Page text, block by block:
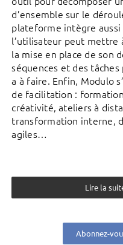
d’ensemble sur le
plateforme intègre
l’utilisateur peut mettre
la mise en place de son
séquences et des tâches
a à faire. Enfin, Modulo
de facilitation :
créativité, ateliers à
transformation interne,
agiles…
Lire la
Abonnez-